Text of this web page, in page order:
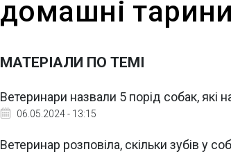
домашні тарини
МАТЕРІАЛИ ПО ТЕМІ
Ветеринари назвали 5 порід собак, які
06.05.2024 - 13:15
Ветеринар розповіла, скільки зубів у